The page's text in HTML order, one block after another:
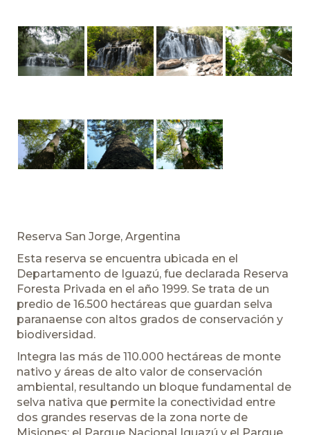
Reserva San Jorge, Argentina
Esta reserva se encuentra ubicada en el
Departamento de Iguazú, fue declarada Reserva
Foresta Privada en el año 1999. Se trata de un
predio de 16.500 hectáreas que guardan selva
paranaense con altos grados de conservación y
biodiversidad.
Integra las más de 110.000 hectáreas de monte
nativo y áreas de alto valor de conservación
ambiental, resultando un bloque fundamental de
selva nativa que permite la conectividad entre
dos grandes reservas de la zona norte de
Misiones: el Parque Nacional Iguazú y el Parque